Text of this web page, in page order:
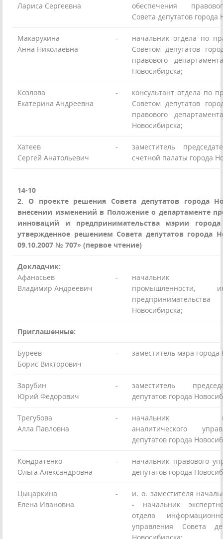
Лариса Сергеевна
обеспечения
Совета депутатов города
Макарухина
Анна Николаевна
-
начальник отдела по
Советом депутатов
правового
Новосибирска;
Козлова
Екатерина Андреевна
-
консультант отдела по
Советом депутатов
правового
Новосибирска;
Хатеев
Сергей Анатольевич
-
заместитель
счетной палаты города
14-10
2. О проекте решения Совета депутатов города
внесении изменений в Положение о департаменте
инноваций и предпринимательства мэрии города
утвержденное решением Совета депутатов города
09.10.2007 № 707» (первое чтение)
Докладчик:
Афанасьев
Владимир Андреевич
-
начальник
промышленности,
Новосибирска;
Приглашенные:
Буреев
Борис Викторович
- заместитель мэра города
Зарубин
Юрий Федорович
-
заместитель
депутатов города
Трегубова
Алла Павловна
-
начальник
аналитического
депутатов города
Кондратенко
Ольга Александровна
-
начальник правового
депутатов города
Цыцаркина
Елена Ивановна
-
и. о. заместителя
- начальник
отдела
управления Совета
Новосибирска;